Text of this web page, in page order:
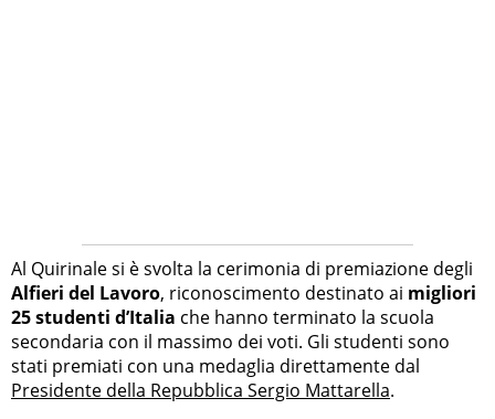
Al Quirinale si è svolta la cerimonia di premiazione degli
Alfieri del Lavoro, riconoscimento destinato ai migliori
25 studenti d’Italia che hanno terminato la scuola
secondaria con il massimo dei voti. Gli studenti sono
stati premiati con una medaglia direttamente dal
Presidente della Repubblica Sergio Mattarella.